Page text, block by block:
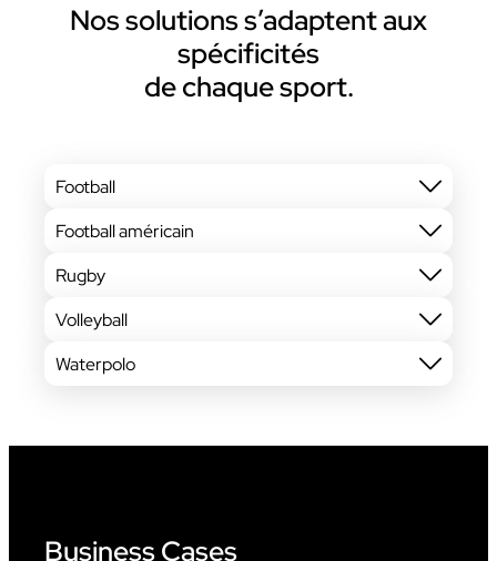
Nos solutions s’adaptent aux
spécificités
de chaque sport.
Football
Football américain
Rugby
Volleyball
Waterpolo
Business Cases